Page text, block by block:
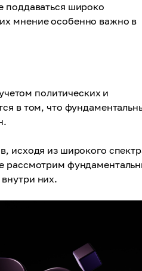
поддаваться широко
мнение особенно важно в
политических и
в том, что
исходя из широкого
рассмотрим
них.